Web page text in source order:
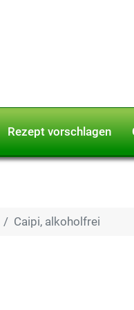
Rezept vorschlagen
Caipi, alkoholfrei